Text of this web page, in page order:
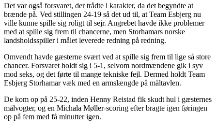
Det var også forsvaret, der trådte i karakter, da det begyndte at
brænde på. Ved stillingen 24-19 så det ud til, at Team Esbjerg nu
ville kunne spille sig roligt til sejr. Angrebet havde ikke problemer
med at spille sig frem til chancerne, men Storhamars norske
landsholdsspiller i målet leverede redning på redning.
Omvendt havde gæsterne svært ved at spille sig frem til lige så store
chancer. Forsvaret holdt sig i 5-1, selvom nordmændene gik i syv
mod seks, og det førte til mange tekniske fejl. Dermed holdt Team
Esbjerg Storhamar væk med en armslængde på måltavlen.
De kom op på 25-22, inden Henny Reistad fik skudt hul i gæsternes
målvogter, og en Michala Møller-scoring efter bragte igen føringen
op på fem med få minutter igen.